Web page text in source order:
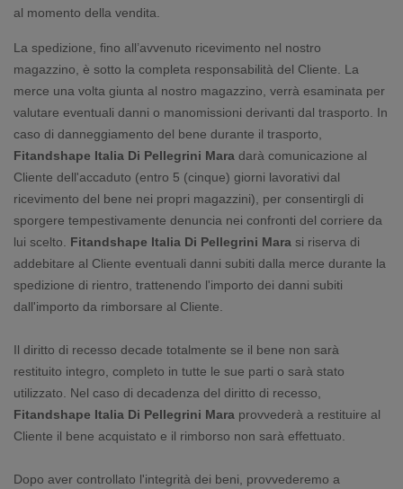
al momento della vendita.
La spedizione, fino all’avvenuto ricevimento nel nostro
magazzino, è sotto la completa responsabilità del Cliente. La
merce una volta giunta al nostro magazzino, verrà esaminata per
valutare eventuali danni o manomissioni derivanti dal trasporto. In
caso di danneggiamento del bene durante il trasporto,
Fitandshape Italia Di Pellegrini Mara darà comunicazione al
Cliente dell'accaduto (entro 5 (cinque) giorni lavorativi dal
ricevimento del bene nei propri magazzini), per consentirgli di
sporgere tempestivamente denuncia nei confronti del corriere da
lui scelto. Fitandshape Italia Di Pellegrini Mara si riserva di
addebitare al Cliente eventuali danni subiti dalla merce durante la
spedizione di rientro, trattenendo l'importo dei danni subiti
dall'importo da rimborsare al Cliente.
Il diritto di recesso decade totalmente se il bene non sarà
restituito integro, completo in tutte le sue parti o sarà stato
utilizzato. Nel caso di decadenza del diritto di recesso,
Fitandshape Italia Di Pellegrini Mara provvederà a restituire al
Cliente il bene acquistato e il rimborso non sarà effettuato.
Dopo aver controllato l'integrità dei beni, provvederemo a